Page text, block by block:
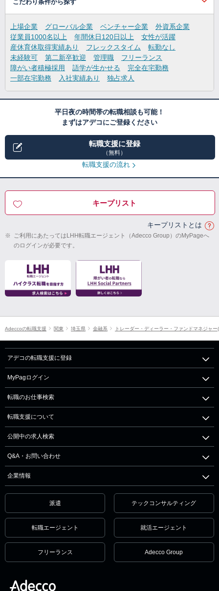
こだわり条件から探す
上場企業 グローバル企業 ベンチャー企業
外資系企業
従業員1000名以上
年間休日120日以上
女性が活躍
産休育休取得実績あり
フレックスタイム
転勤なし
未経験可
第二新卒歓迎 管理職
フリーランス
障がい者積極採用
語学が生かせる
完全在宅勤務
一部在宅勤務
入社実績あり 独占求人
平日夜の時間帯の転職相談も可能！
まずはアデコにご登録ください
転職支援に登録
（無料）
転職支援の流れ
キープリスト
キープリストとは
※ ご利用にあたってはLHH転職エージェント（Adecco Group）のMyPageへ
のログインが必要です。
Adeccoの転職支援 関東 埼玉県 金融系 トレーダー・ディーラー・ファンドマネジャー
アデコの転職支援に登録
MyPagログイン
転職のお仕事検索
転職支援について
公開中の求人検索
Q&A・お問い合わせ
企業情報
派遣 テックコンサルティング
転職エージェント 就活エージェント
フリーランス Adecco Group